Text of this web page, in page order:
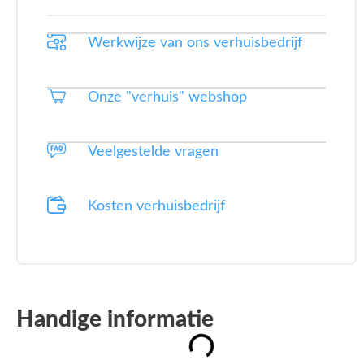
Werkwijze van ons verhuisbedrijf
Onze "verhuis" webshop
Veelgestelde vragen
Kosten verhuisbedrijf
Handige informatie